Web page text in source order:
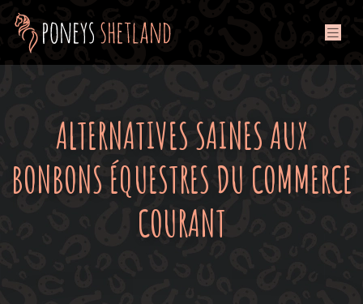
ALTERNATIVES SAINES AUX
BONBONS ÉQUESTRES DU COMMERCE
COURANT